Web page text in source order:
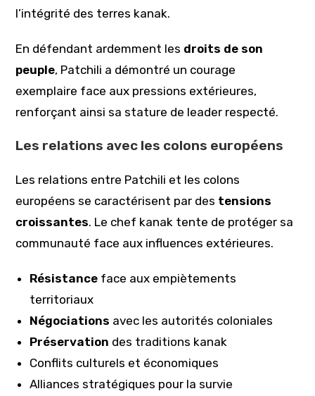
l’intégrité des terres kanak.
En défendant ardemment les droits de son
peuple, Patchili a démontré un courage
exemplaire face aux pressions extérieures,
renforçant ainsi sa stature de leader respecté.
Les relations avec les colons européens
Les relations entre Patchili et les colons
européens se caractérisent par des tensions
croissantes. Le chef kanak tente de protéger sa
communauté face aux influences extérieures.
Résistance face aux empiètements
territoriaux
Négociations avec les autorités coloniales
Préservation des traditions kanak
Conflits culturels et économiques
Alliances stratégiques pour la survie